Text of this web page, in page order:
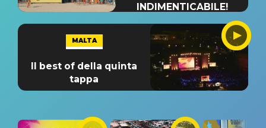
INDIMENTICABILE!
MALTA
Il best of della quinta
tappa